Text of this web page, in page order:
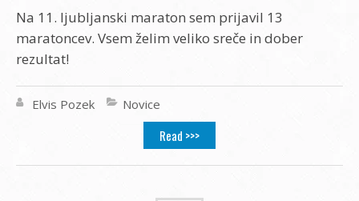
Na 11. ljubljanski maraton sem prijavil 13
maratoncev. Vsem želim veliko sreče in dober
rezultat!
Elvis Pozek Novice
Read >>>